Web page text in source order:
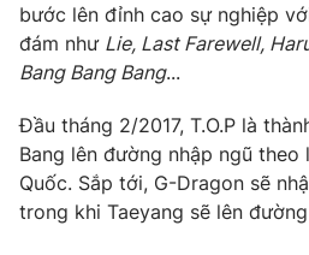
® Cấm sao chép dưới mọi hình thức
thuận bằng văn bản. Ghi rõ nguồn
thông tin từ website này.
bước lên đỉnh cao sự nghiệp
đám như Lie, Last Farewell,
Bang Bang Bang...
Đầu tháng 2/2017, T.O.P là
Bang lên đường nhập ngũ theo
Quốc. Sắp tới, G-Dragon sẽ
trong khi Taeyang sẽ lên